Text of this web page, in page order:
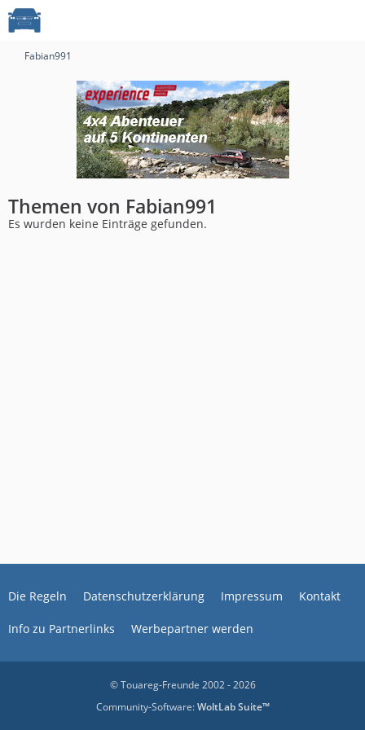
Fabian991
Themen von Fabian991
Es wurden keine Einträge gefunden.
Die Regeln Datenschutzerklärung Impressum Kontakt
Info zu Partnerlinks Werbepartner werden
© Touareg-Freunde 2002 - 2026
Community-Software:WoltLab Suite™